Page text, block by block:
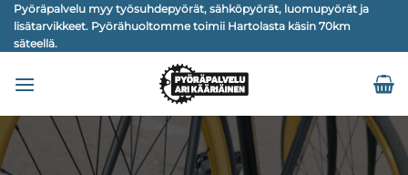
Skip
content
Pyöräpalvelu myy työsuhdepyörät, sähköpyörät, luomupyörät ja
lisätarvikkeet. Pyörähuoltomme toimii Hartolasta käsin 70km
säteellä.